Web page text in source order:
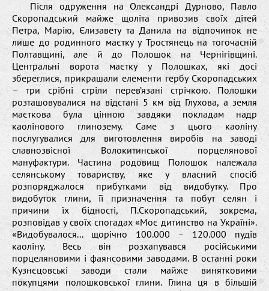
Після одруження на Олександрі Дурново, Павло
Скоропадський майже щоліта привозив своїх дітей
Петра, Марію, Єлизавету та Данила на відпочинок не
лише до родинного маєтку у Тростянець на тогочасній
Полтавщині, але й до Полошок на Чернігівщині.
Центральні ворота маєтку у Полошках, які досі
збереглися, прикрашали елементи гербу Скоропадських
– три срібні стріли перев’язані стрічкою. Полошки
розташовувалися на відстані 5 км від Глухова, а земля
маєткова була цінною завдяки покладам надр
каолінового глинозему. Саме з цього каоліну
послугувалися для виготовлення виробів на заводі
славнозвісної Волокитинської порцелянової
мануфактури. Частина родовищ Полошок належала
селянському товариству, яке у власний спосіб
розпоряджалося прибутками від видобутку. Про
видобуток глини, її призначення та побут селян і
причини їх бідності, П.Скоропадський, зокрема,
розповідав у своїх спогадах «Моє дитинство на Україні».
«Видобувалося... щорічно 100.000 – 120.000 пудів
каоліну. Весь він розхапувався російськими
порцеляновими і фаянсовими заводами. В останні роки
Кузнєцовські заводи стали майже винятковими
покупцями полошковської глини. Глина ця в більшій